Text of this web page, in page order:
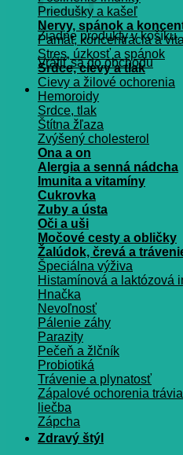
Žiadne produkty v košíku.
Vrátiť sa do obchodu
Priedušky a kašeľ
Nervy, spánok a
Pamät, koncentrácia a
Stres, úzkosť a spánok
Srdce, cievy a tlak
Cievy a žilové ochorenia
Hemoroidy
Srdce, tlak
Štítna žľaza
Zvýšený cholesterol
Ona a on
Alergia a senná nádcha
Imunita a vitamíny
Cukrovka
Zuby a ústa
Oči a uši
Močové cesty a obličky
Žalúdok, črevá a
Špeciálna výživa
Histamínová a laktózová
Hnačka
Nevoľnosť
Pálenie záhy
Parazity
Pečeň a žlčník
Probiotiká
Trávenie a plynatosť
Zápalové ochorenia
liečba
Zápcha
Zdravý štýl